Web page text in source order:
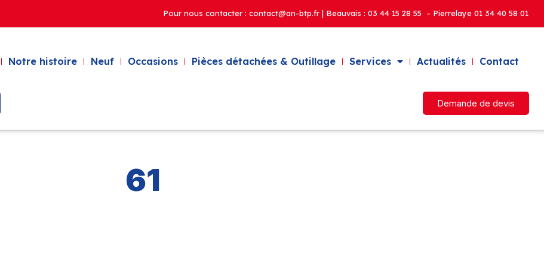
Pour nous contacter : contact@an-btp.fr | Beauvais : 03 44 15 28 55 – Pierrelaye 01 34 40 58 01
Notre histoire Neuf Occasions Pièces détachées & Outillage Services Actualités Contact
Demande de devis
61